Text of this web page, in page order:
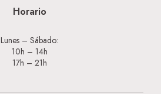
Horario
Lunes – Sábado:
10h – 14h
17h – 21h